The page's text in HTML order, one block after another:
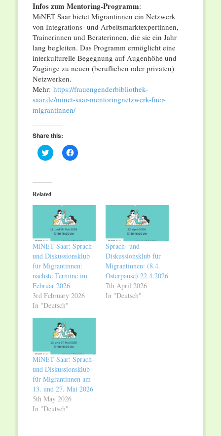
Infos zum Mentoring-Programm:
MiNET Saar bietet Migrantinnen ein Netzwerk
von Integrations- und Arbeitsmarktexpertinnen,
Trainerinnen und Beraterinnen, die sie ein Jahr
lang begleiten. Das Programm ermöglicht eine
interkulturelle Begegnung auf Augenhöhe und
Zugänge zu neuen (beruflichen oder privaten)
Netzwerken.
Mehr: https://frauengenderbibliothek-
saar.de/minet-saar-mentoringnetzwerk-fuer-
migrantinnen/
Share this:
Click
to
(Opens
in
new
Click
to
Related
MiNET Saar: Sprach-
und Diskussionsklub
für Migrantinnen:
nächste Termine im
Februar 2026
3rd February 2026
In "Deutsch"
Sprach- und
Diskussionsklub für
Migrantinnen: (8.4.
Osterpause) 22.4.2026
7th April 2026
In "Deutsch"
MiNET Saar: Sprach-
und Diskussionsklub
für Migrantinnen am
13. und 27. Mai 2026
5th May 2026
In "Deutsch"